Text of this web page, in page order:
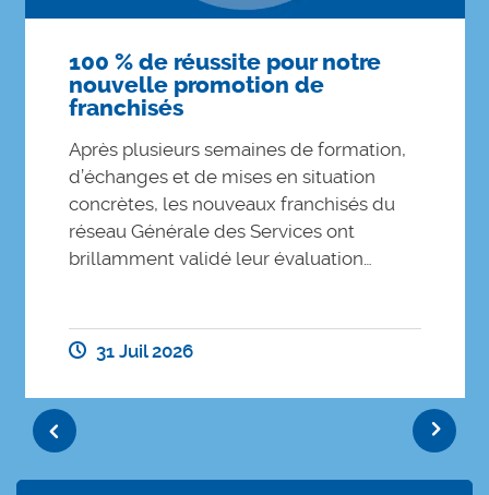
100 % de réussite pour notre
nouvelle promotion de
franchisés
Après plusieurs semaines de formation,
d’échanges et de mises en situation
concrètes, les nouveaux franchisés du
réseau Générale des Services ont
brillamment validé leur évaluation…
31 Juil 2026